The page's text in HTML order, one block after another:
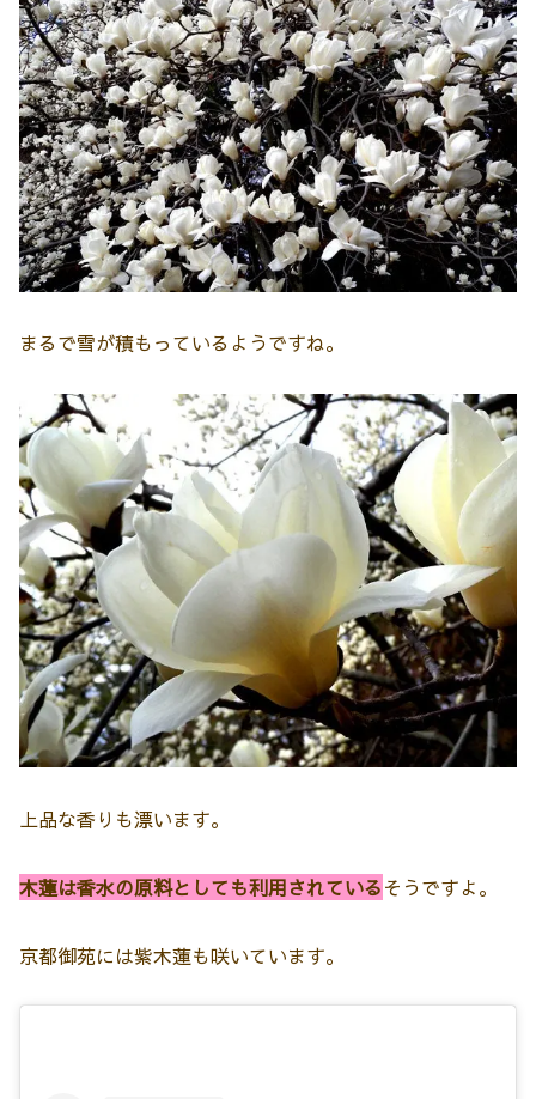
まるで雪が積もっているようですね。
上品な香りも漂います。
木蓮は香水の原料としても利用されているそうですよ。
京都御苑には紫木蓮も咲いています。